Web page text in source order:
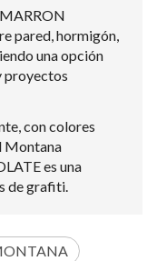
pared, hormigón,
una opción
proyectos
con colores
Montana
es una
de grafiti.